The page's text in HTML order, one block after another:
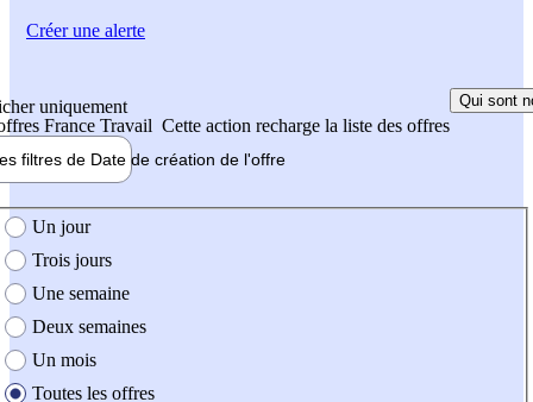
uniquement
France Travail Cette action recharge la liste des offres
Qui sont
filtres de Date de création de l'offre
création de l'offre
Un jour
Trois jours
Une semaine
Deux semaines
Un mois
Toutes les offres
Créer une alerte